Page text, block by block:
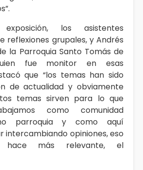
los asistentes
reflexiones grupales, y Andrés
la Parroquia Santo Tomás de
fue monitor en esas
que “los temas han sido
de actualidad y obviamente
temas sirven para lo que
como comunidad
parroquia y como aquí
intercambiando opiniones, eso
hace más relevante, el